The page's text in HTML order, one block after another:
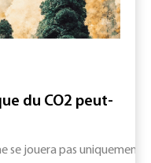
du CO2 peut-
se jouera pas uniquement